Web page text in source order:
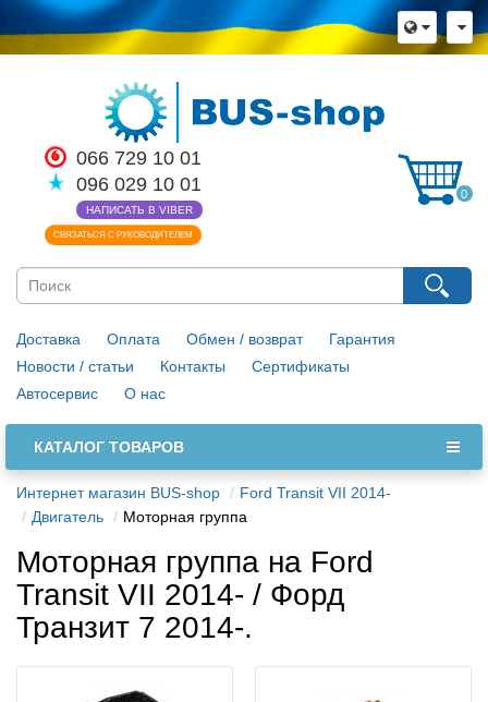
066 729 10 01
096 029 10 01
НАПИСАТЬ В VIBER
СВЯЗАТЬСЯ С РУКОВОДИТЕЛЕМ
0
Доставка Оплата Обмен / возврат
Гарантия
Новости / статьи
Контакты
Сертификаты
Автосервис
О нас
КАТАЛОГ ТОВАРОВ
Интернет магазин BUS-shop
Ford Transit VII 2014-
Двигатель
Моторная группа
×
Язык магазина
Выберите пожалуйста язык магазина
Русский
Українська
Закрыть
Моторная группа на Ford
Transit VII 2014- / Форд
Транзит 7 2014-.